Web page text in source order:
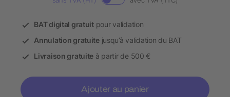
BAT digital gratuitpour validation
Annulation gratuitejusqu’à validation du BAT
Livraison gratuite à partir de 500 €
Ajouter au panier